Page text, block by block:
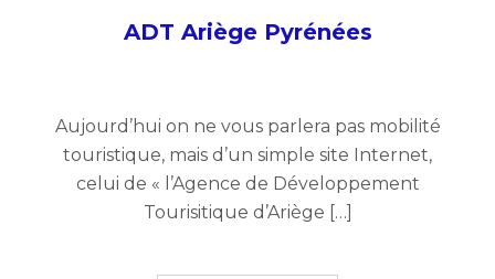
ADT Ariège Pyrénées
Aujourd’hui on ne vous parlera pas mobilité
touristique, mais d’un simple site Internet,
celui de « l’Agence de Développement
Tourisitique d’Ariège […]